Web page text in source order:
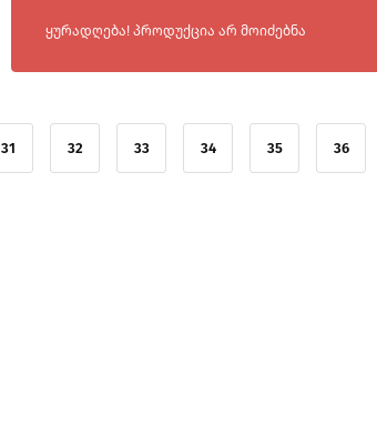
ყურადღება! პროდუქცია არ მოიძებნა
31 32 33 34 35 36